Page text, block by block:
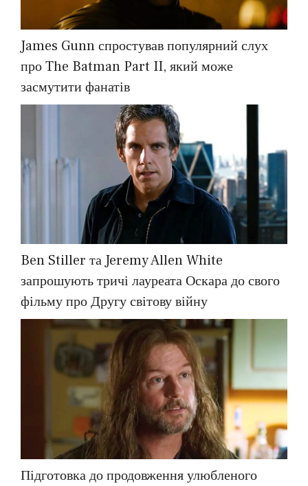
James Gunn спростував популярний слух
про The Batman Part II, який може
засмутити фанатів
Ben Stiller та Jeremy Allen White
запрошують тричі лауреата Оскара до свого
фільму про Другу світову війну
Підготовка до продовження улюбленого